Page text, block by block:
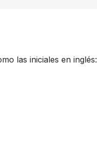
las iniciales en inglés: